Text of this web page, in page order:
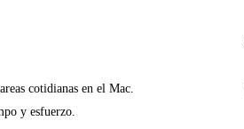
cotidianas en el Mac.
y esfuerzo.